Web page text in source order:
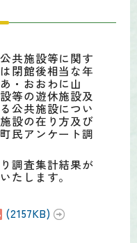
共施設等に関す
閉館後相当な年
・おおわに山
等の遊休施設及
公共施設につい
設の在り方及び
民アンケート調
調査集計結果が
たします。
(2157KB)